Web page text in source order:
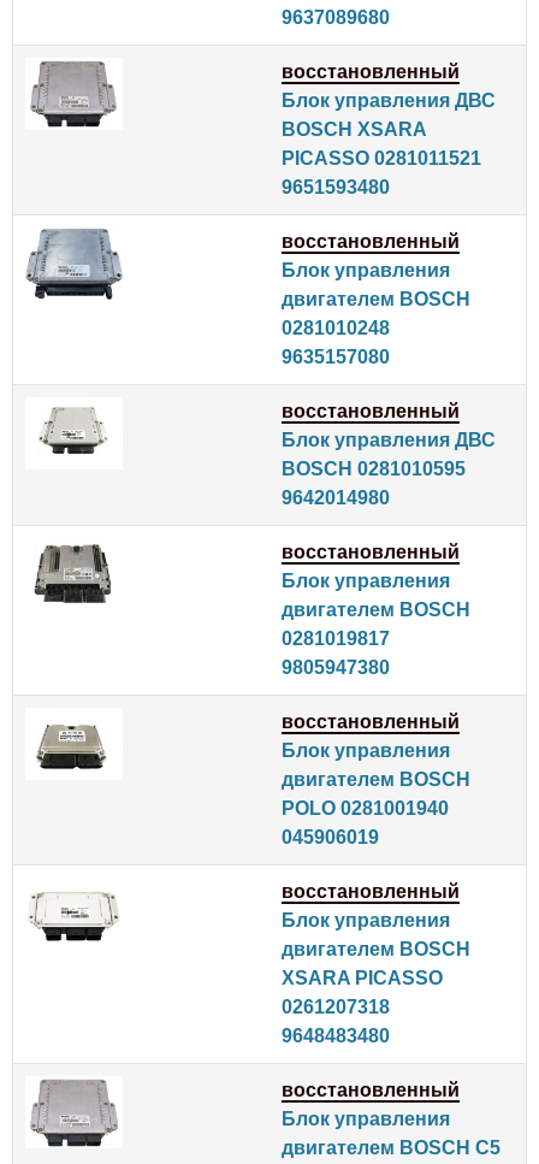
9637089680
восстановленный
Блок управления ДВС
BOSCH XSARA
PICASSO 0281011521
9651593480
восстановленный
Блок управления
двигателем BOSCH
0281010248
9635157080
восстановленный
Блок управления ДВС
BOSCH 0281010595
9642014980
восстановленный
Блок управления
двигателем BOSCH
0281019817
9805947380
восстановленный
Блок управления
двигателем BOSCH
POLO 0281001940
045906019
восстановленный
Блок управления
двигателем BOSCH
XSARA PICASSO
0261207318
9648483480
восстановленный
Блок управления
двигателем BOSCH C5